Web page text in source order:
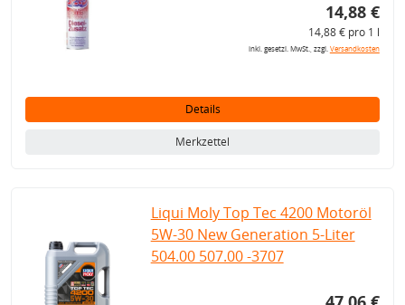
14,88 €
14,88 € pro 1 l
inkl. gesetzl. MwSt., zzgl.Versandkosten
Details
Merkzettel
Liqui Moly Top Tec 4200 Motoröl
5W-30 New Generation 5-Liter
504.00 507.00 -3707